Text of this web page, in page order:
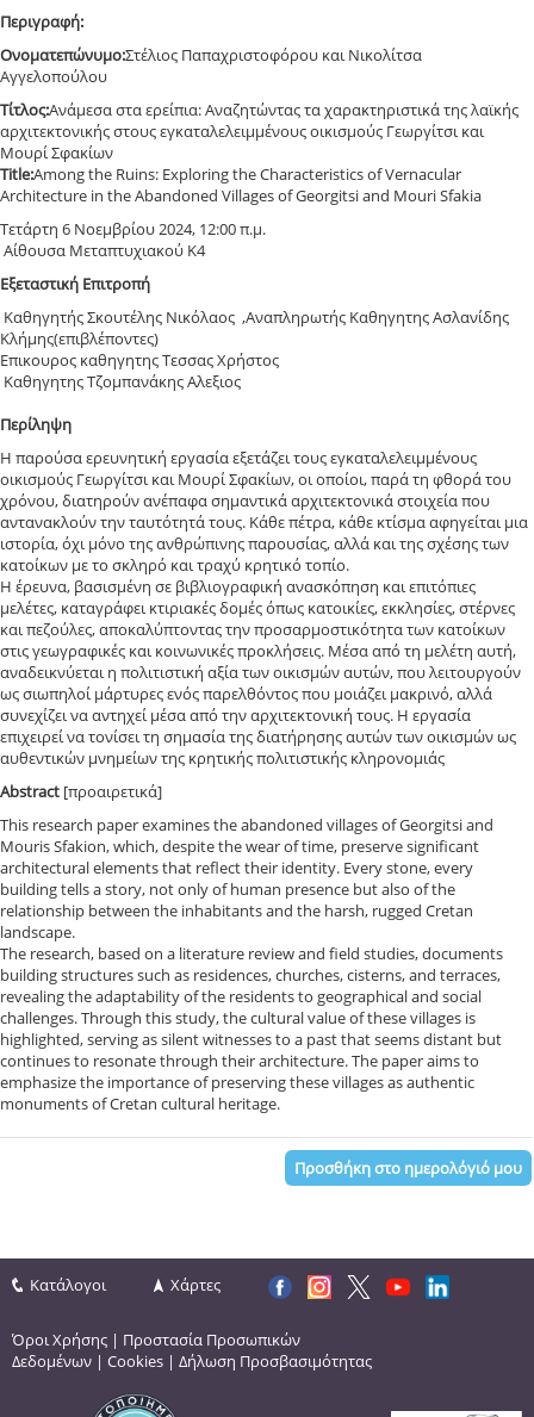
Περιγραφή:
Ονοματεπώνυμο:Στέλιος Παπαχριστοφόρου και Νικολίτσα
Αγγελοπούλου
Τίτλος:Ανάμεσα στα ερείπια: Αναζητώντας τα χαρακτηριστικά της λαϊκής
αρχιτεκτονικής στους εγκαταλελειμμένους οικισμούς Γεωργίτσι και
Μουρί Σφακίων
Title:Among the Ruins: Exploring the Characteristics of Vernacular
Architecture in the Abandoned Villages of Georgitsi and Mouri Sfakia
Τετάρτη 6 Νοεμβρίου 2024, 12:00 π.μ.
Aίθουσα Μεταπτυχιακού Κ4
Εξεταστική Επιτροπή
Καθηγητής Σκουτέλης Νικόλαος ,Αναπληρωτής Καθηγητης Ασλανίδης
Κλήμης(επιβλέποντες)
Επικουρος καθηγητης Τεσσας Χρήστος
Καθηγητης Τζομπανάκης Αλεξιος
Περίληψη
Η παρούσα ερευνητική εργασία εξετάζει τους εγκαταλελειμμένους
οικισμούς Γεωργίτσι και Μουρί Σφακίων, οι οποίοι, παρά τη φθορά του
χρόνου, διατηρούν ανέπαφα σημαντικά αρχιτεκτονικά στοιχεία που
αντανακλούν την ταυτότητά τους. Κάθε πέτρα, κάθε κτίσμα αφηγείται μια
ιστορία, όχι μόνο της ανθρώπινης παρουσίας, αλλά και της σχέσης των
κατοίκων με το σκληρό και τραχύ κρητικό τοπίο.
Η έρευνα, βασισμένη σε βιβλιογραφική ανασκόπηση και επιτόπιες
μελέτες, καταγράφει κτιριακές δομές όπως κατοικίες, εκκλησίες, στέρνες
και πεζούλες, αποκαλύπτοντας την προσαρμοστικότητα των κατοίκων
στις γεωγραφικές και κοινωνικές προκλήσεις. Μέσα από τη μελέτη αυτή,
αναδεικνύεται η πολιτιστική αξία των οικισμών αυτών, που λειτουργούν
ως σιωπηλοί μάρτυρες ενός παρελθόντος που μοιάζει μακρινό, αλλά
συνεχίζει να αντηχεί μέσα από την αρχιτεκτονική τους. Η εργασία
επιχειρεί να τονίσει τη σημασία της διατήρησης αυτών των οικισμών ως
αυθεντικών μνημείων της κρητικής πολιτιστικής κληρονομιάς
Abstract [προαιρετικά]
This research paper examines the abandoned villages of Georgitsi and
Mouris Sfakion, which, despite the wear of time, preserve significant
architectural elements that reflect their identity. Every stone, every
building tells a story, not only of human presence but also of the
relationship between the inhabitants and the harsh, rugged Cretan
landscape.
The research, based on a literature review and field studies, documents
building structures such as residences, churches, cisterns, and terraces,
revealing the adaptability of the residents to geographical and social
challenges. Through this study, the cultural value of these villages is
highlighted, serving as silent witnesses to a past that seems distant but
continues to resonate through their architecture. The paper aims to
emphasize the importance of preserving these villages as authentic
monuments of Cretan cultural heritage.
Προσθήκη στο ημερολόγιό μου
Κατάλογοι Χάρτες
Όροι Χρήσης | Προστασία Προσωπικών
Δεδομένων | Cookies | Δήλωση Προσβασιμότητας